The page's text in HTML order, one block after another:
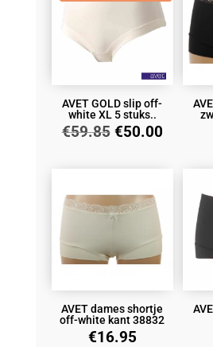
AVET GOLD slip off-
white XL 5 stuks..
€59.85 €50.00Huidige
AVET dames shortje
off-white kant 38832
€16.95